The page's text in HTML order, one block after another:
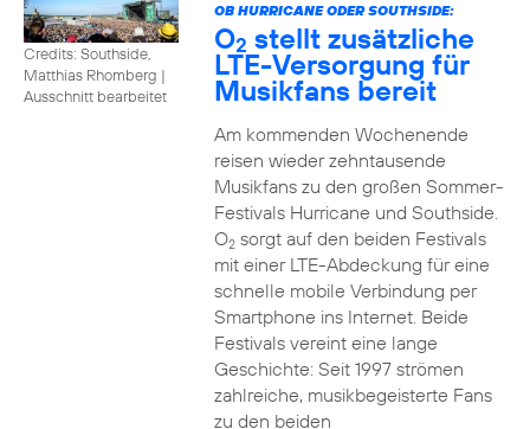
Credits: Southside,
Matthias Rhomberg |
Ausschnitt bearbeitet
OB HURRICANE ODER SOUTHSIDE:
O2 stellt zusätzliche
LTE-Versorgung für
Musikfans bereit
Am kommenden Wochenende
reisen wieder zehntausende
Musikfans zu den großen Sommer-
Festivals Hurricane und Southside.
O2sorgt auf den beiden Festivals
mit einer LTE-Abdeckung für eine
schnelle mobile Verbindung per
Smartphone ins Internet. Beide
Festivals vereint eine lange
Geschichte: Seit 1997 strömen
zahlreiche, musikbegeisterte Fans
zu den beiden